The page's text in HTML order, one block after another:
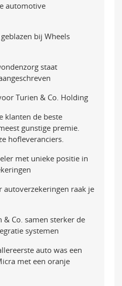
automotive
bij Wheels
staat
Turien & Co. Holding
klanten de beste
gunstige premie.
hofleveranciers.
met unieke positie in
autoverzekeringen raak je
& Co. samen sterker de
systemen
auto was een
met een oranje